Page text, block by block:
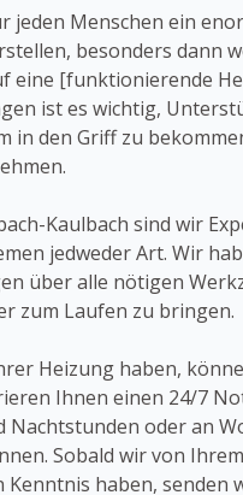
jeden Menschen ein
besonders dann
eine [funktionierende
ist es wichtig,
in den Griff zu
Kaulbach sind wir
jedweder Art. Wir
über alle nötigen
zum Laufen zu bringen.
Heizung haben,
Ihnen einen 24/7
Nachtstunden oder an
Sobald wir von Ihrem
haben, senden